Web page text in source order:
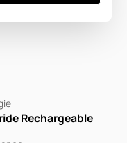
Rechargeable